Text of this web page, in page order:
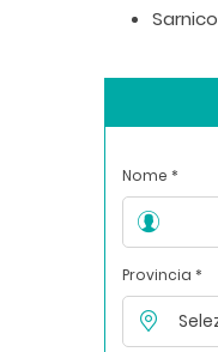
Sarnico
Nome *
Provincia *